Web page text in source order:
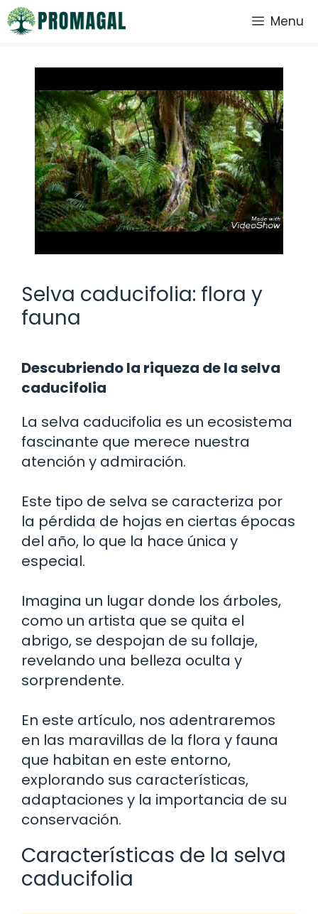
Saltar
al
Menu
Selva caducifolia: flora y
fauna
Descubriendo la riqueza de la selva
caducifolia
La selva caducifolia es un ecosistema
fascinante que merece nuestra
atención y admiración.
Este tipo de selva se caracteriza por
la pérdida de hojas en ciertas épocas
del año, lo que la hace única y
especial.
Imagina un lugar donde los árboles,
como un artista que se quita el
abrigo, se despojan de su follaje,
revelando una belleza oculta y
sorprendente.
En este artículo, nos adentraremos
en las maravillas de la flora y fauna
que habitan en este entorno,
explorando sus características,
adaptaciones y la importancia de su
conservación.
Características de la selva
caducifolia